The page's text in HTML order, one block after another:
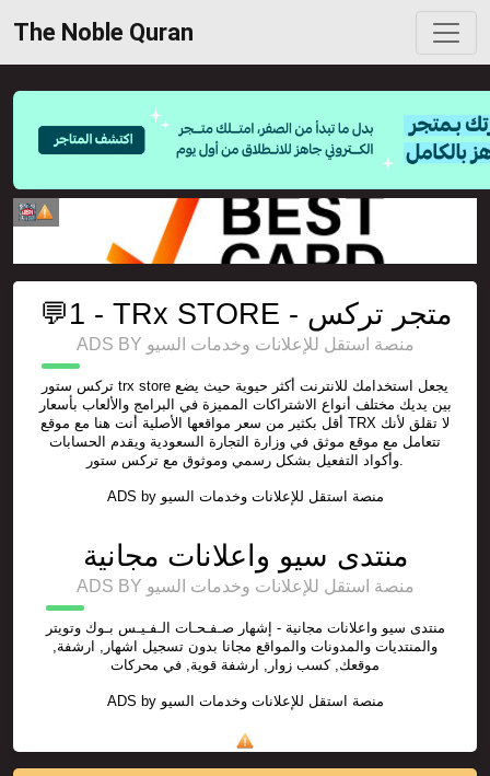
The Noble Quran
💬1 - TRx STORE - متجر تركس
ADS BY منصة استقل للإعلانات وخدمات السيو
تركس ستور trx store يجعل استخدامك للانترنت أكثر حيوية حيث يضع
بين يديك مختلف أنواع الاشتراكات المميزة في البرامج والألعاب بأسعار
أقل بكثير من سعر مواقعها الأصلية أنت هنا مع موقع TRX لا تقلق لأنك
تتعامل مع موقع موثق في وزارة التجارة السعودية ويقدم الحسابات
وأكواد التفعيل بشكل رسمي وموثوق مع تركس ستور.
ADS by منصة استقل للإعلانات وخدمات السيو
منتدى سيو واعلانات مجانية
ADS BY منصة استقل للإعلانات وخدمات السيو
منتدى سيو واعلانات مجانية - إشهار صـفـحـات الـفـيـس بـوك وتويتر
والمنتديات والمدونات والمواقع مجانا بدون تسجيل اشهار, ارشفة,
موقعك, كسب زوار, ارشفة قوية, في محركات
ADS by منصة استقل للإعلانات وخدمات السيو